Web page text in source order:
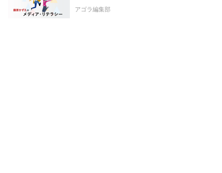
アゴラ編集部